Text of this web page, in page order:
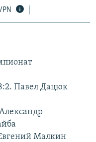
Павел Дацюк
Малкин